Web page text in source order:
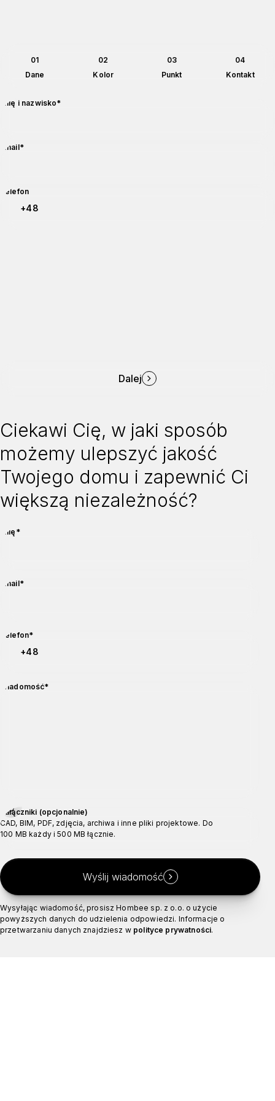
01
Dane
02
Kolor
03
Punkt
04
Kontakt
Dane do wysyłki próbki CLT
Imię i nazwisko*
wymagane
Email*
wymagane
Telefon
Kod kraju
Numer telefonu
Dalej
Ciekawi Cię, w jaki sposób
możemy ulepszyć jakość
Twojego domu i zapewnić Ci
większą niezależność?
Imię *
wymagane
Email*
wymagane
Telefon*
wymagane
Kod kraju
Numer telefonu
Wiadomość*
wymagane
Załączniki (opcjonalnie)
Załączniki (opcjonalnie)
CAD, BIM, PDF, zdjęcia, archiwa i inne pliki projektowe. Do
100 MB każdy i 500 MB łącznie.
Wyślij wiadomość
Wysyłając wiadomość, prosisz Hombee sp. z o.o. o użycie
powyższych danych do udzielenia odpowiedzi. Informacje o
przetwarzaniu danych znajdziesz w polityce prywatności.